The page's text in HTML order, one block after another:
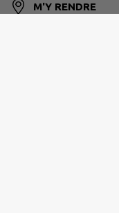
M'Y RENDRE